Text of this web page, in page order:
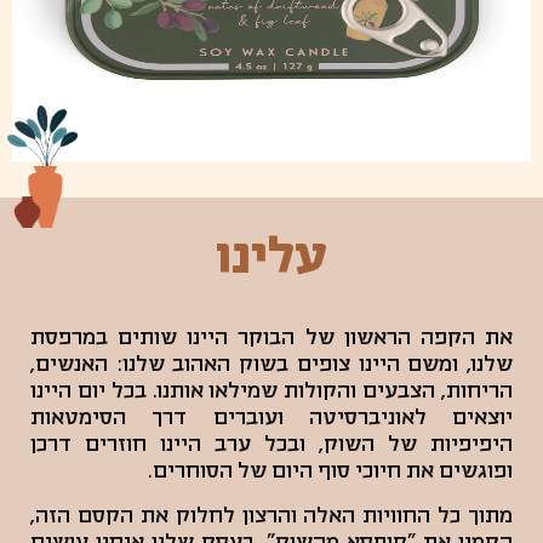
עלינו
את הקפה הראשון של הבוקר היינו שותים במרפסת
שלנו, ומשם היינו צופים בשוק האהוב שלנו: האנשים,
הריחות, הצבעים והקולות שמילאו אותנו. בכל יום היינו
יוצאים לאוניברסיטה ועוברים דרך הסימטאות
היפיפיות של השוק, ובכל ערב היינו חוזרים דרכן
ופוגשים את חיוכי סוף היום של הסוחרים.
מתוך כל החוויות האלה והרצון לחלוק את הקסם הזה,